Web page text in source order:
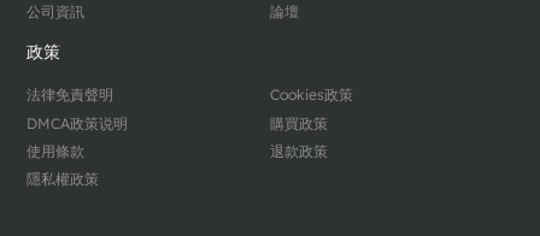
公司資訊
論壇
政策
法律免責聲明
DMCA政策说明
使用條款
隱私權政策
Cookies政策
購買政策
退款政策